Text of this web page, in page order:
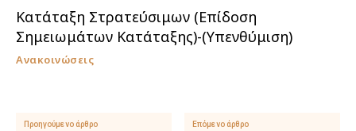
Κατάταξη Στρατεύσιμων (Επίδοση
Σημειωμάτων Κατάταξης)-(Υπενθύμιση)
Ανακοινώσεις
Προηγούμενο άρθρο Επόμενο άρθρο